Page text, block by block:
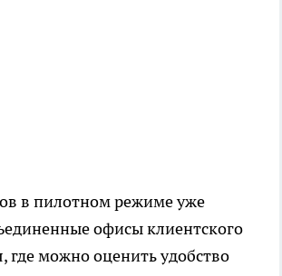
в пилотном режиме уже
офисы клиентского
где можно оценить удобство